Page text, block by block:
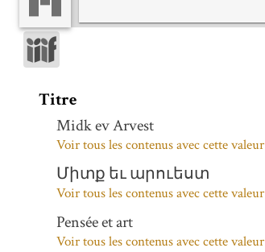
Titre
Midk ev Arvest
Voir tous les contenus avec cette valeur
Միտք եւ արուեստ
Voir tous les contenus avec cette valeur
Pensée et art
Voir tous les contenus avec cette valeur